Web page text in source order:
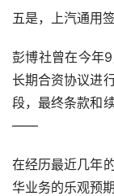
五是，上汽通用
彭博社曾在今年
长期合资协议进
段，最终条款和
——
在经历最近几年
华业务的乐观预期